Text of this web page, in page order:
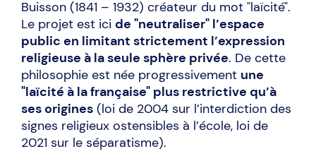
Buisson (1841 – 1932) créateur du mot "laïcité".
Le projet est ici de "neutraliser" l’espace
public en limitant strictement l’expression
religieuse à la seule sphère privée. De cette
philosophie est née progressivement une
"laïcité à la française" plus restrictive qu’à
ses origines (loi de 2004 sur l’interdiction des
signes religieux ostensibles à l’école, loi de
2021 sur le séparatisme).